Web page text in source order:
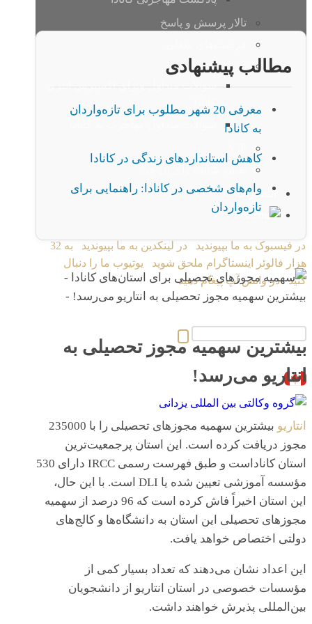
تالار پرسش و پاسخ
سوالات متداول
نقشه سایت وای ال جی
انتشارات
EN
در فیسبوک به ما بپیوندید در لینکدین به ما بپیوندید
به 32
هزار فالوئر اینستاگرام ملحق شوید
یوتیوب ما را دنبال
کنید
در واتس آپ پیغام دهید
Copyright © 2026
مطالب پیشنهادی
معرفی 20 شهر مطلوب برای تازه‌واردان
به کانادا
کاهش استانداردهای زندگی در کانادا
وام‌های شخصی در کانادا: راهنمایی برای
تازه‌واردان
بیشترین سهمیه مجوز تحصیلی به
انتاریو می‌رسد!
انتاریو
بیشترین سهمیه مجوزهای تحصیلی را با 235000
مجوز دریافت کرده است. این استان پرجمعیت‌ترین
استان کاناداست و طبق فهرست رسمی IRCC دارای 530
مؤسسه آموزشی تعیین شده یا DLI است. با این حال،
این استان اخیراً فاش کرده است که 96 درصد از سهمیه
مجوزهای تحصیلی این استان به دانشگاه‌ها و کالج‌های
دولتی اختصاص خواهد یافت.
این اعداد نشان می‌دهند که تعداد بسیار کمی از
مؤسسات خصوصی در استان انتاریو از دانشجویان
بین‌المللی پذیرش خواهند داشت.